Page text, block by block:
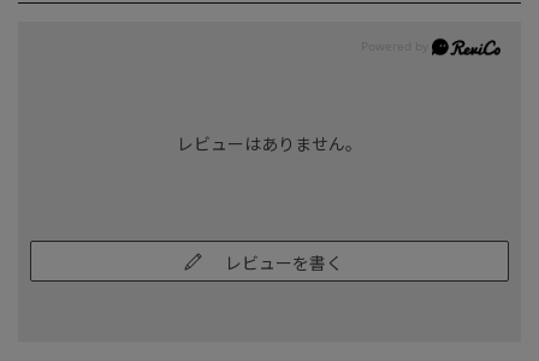
レビューはありません。
レビューを書く